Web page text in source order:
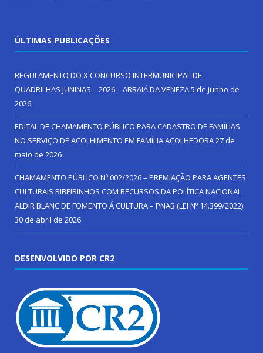
ÚLTIMAS PUBLICAÇÕES
REGULAMENTO DO X CONCURSO INTERMUNICIPAL DE
QUADRILHAS JUNINAS – 2026 – ARRAIÁ DA VENEZA5 de junho de
2026
EDITAL DE CHAMAMENTO PÚBLICO PARA CADASTRO DE FAMÍLIAS
NO SERVIÇO DE ACOLHIMENTO EM FAMÍLIA ACOLHEDORA27 de
maio de 2026
CHAMAMENTO PÚBLICO Nº 002/2026 – PREMIAÇÃO PARA AGENTES
CULTURAIS RIBEIRINHOS COM RECURSOS DA POLÍTICA NACIONAL
ALDIR BLANC DE FOMENTO Á CULTURA – PNAB (LEI Nº 14.399/2022)
30 de abril de 2026
DESENVOLVIDO POR CR2